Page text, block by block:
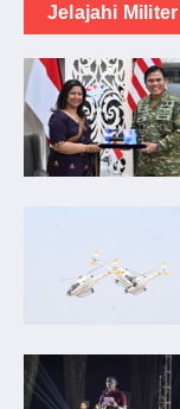
Jelajahi Militer